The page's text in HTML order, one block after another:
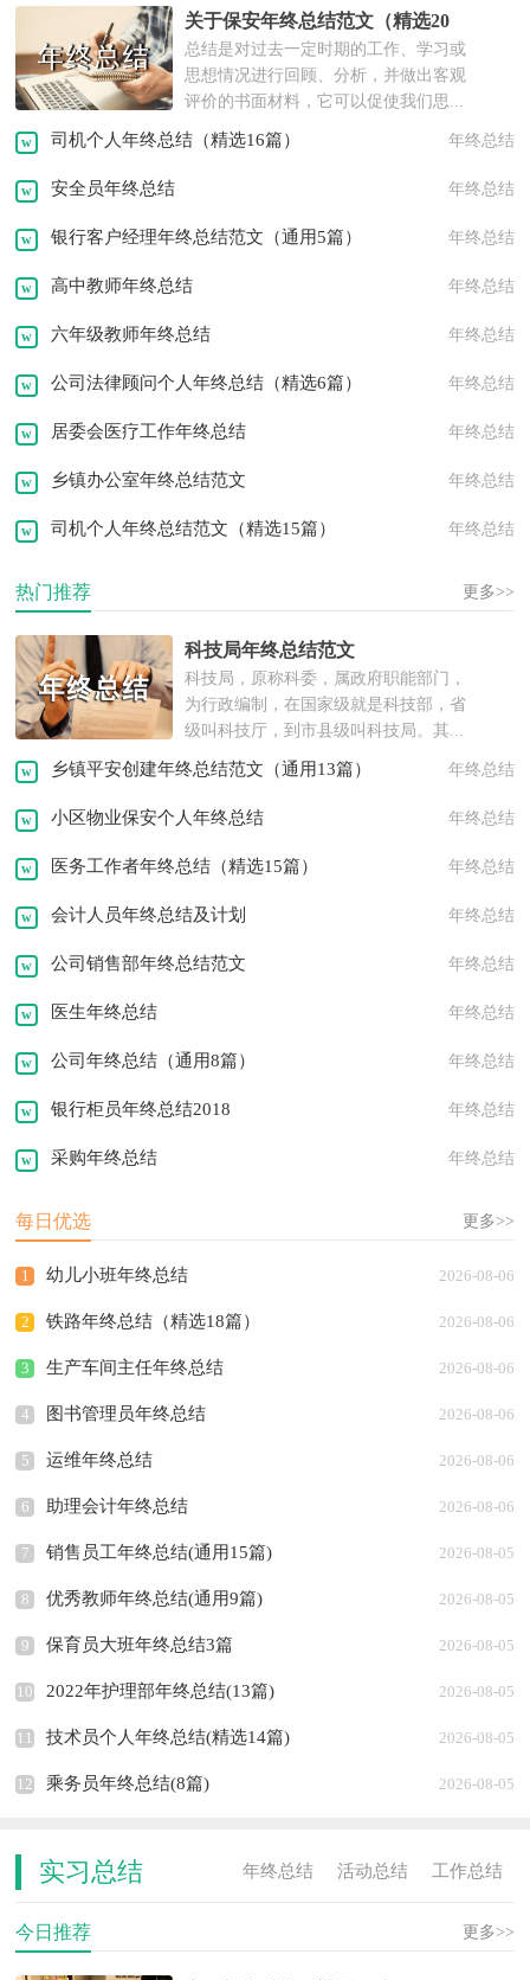
年度计划
工作报告
实践报告
实习报告
离职报告
述职报告
工作方案
策划书
演讲稿
关于保安年终总结范文（精选20
篇）
总结是对过去一定时期的工作、学习或
思想情况进行回顾、分析，并做出客观
评价的书面材料，它可以促使我们思...
司机个人年终总结（精选16篇） 年终总结
安全员年终总结 年终总结
银行客户经理年终总结范文（通用5篇） 年终总结
高中教师年终总结 年终总结
六年级教师年终总结 年终总结
公司法律顾问个人年终总结（精选6篇） 年终总结
居委会医疗工作年终总结 年终总结
乡镇办公室年终总结范文 年终总结
司机个人年终总结范文（精选15篇） 年终总结
热门推荐 更多>>
科技局年终总结范文
科技局，原称科委，属政府职能部门，
为行政编制，在国家级就是科技部，省
级叫科技厅，到市县级叫科技局。其...
乡镇平安创建年终总结范文（通用13篇） 年终总结
小区物业保安个人年终总结 年终总结
医务工作者年终总结（精选15篇） 年终总结
会计人员年终总结及计划 年终总结
公司销售部年终总结范文 年终总结
医生年终总结 年终总结
公司年终总结（通用8篇） 年终总结
银行柜员年终总结2018 年终总结
采购年终总结 年终总结
每日优选 更多>>
1 幼儿小班年终总结 2026-08-06
2 铁路年终总结（精选18篇） 2026-08-06
3 生产车间主任年终总结 2026-08-06
4 图书管理员年终总结 2026-08-06
5 运维年终总结 2026-08-06
6 助理会计年终总结 2026-08-06
7 销售员工年终总结(通用15篇) 2026-08-05
8 优秀教师年终总结(通用9篇) 2026-08-05
9 保育员大班年终总结3篇 2026-08-05
10 2022年护理部年终总结(13篇) 2026-08-05
11 技术员个人年终总结(精选14篇) 2026-08-05
12 乘务员年终总结(8篇) 2026-08-05
实习总结 工作总结
活动总结
年终总结
实习总结
今日推荐 更多>>